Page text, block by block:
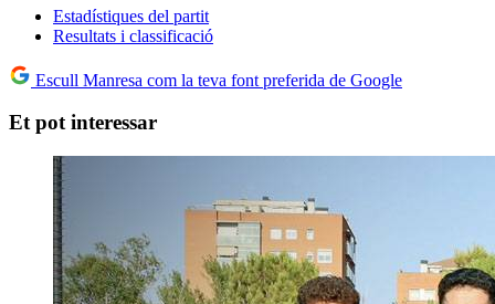
Estadístiques del partit
Resultats i classificació
Escull Manresa com la teva font preferida de Google
Et pot interessar